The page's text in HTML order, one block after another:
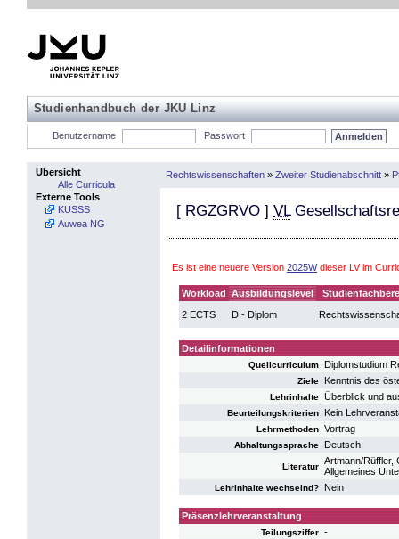
Studienhandbuch der JKU Linz
Benutzername Passwort
Übersicht
Alle Curricula
Externe Tools
KUSSS
Auwea NG
Rechtswissenschaften » Zweiter Studienabschnitt »
[ RGZGRVO ] VL
Es ist eine neuere Version 2025Wdieser LV im
Workload Ausbildungslevel
2 ECTS
D - Diplom
Detailinformationen
Quellcurriculum Diplomstudium
Ziele Kenntnis des
Lehrinhalte Überblick und
Beurteilungskriterien Kein
Lehrmethoden Vortrag
Abhaltungssprache Deutsch
Literatur
Artmann/Rüffler,
Allgemeines
Lehrinhalte wechselnd? Nein
Präsenzlehrveranstaltung
Teilungsziffer -